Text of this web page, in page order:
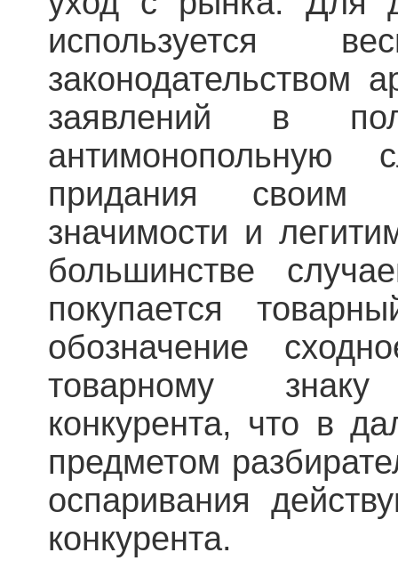
используется
законодательством
заявлений в
придания своим
значимости и
большинстве
покупается
обозначение
товарному
конкурента, что в
предметом
оспаривания
конкурента.